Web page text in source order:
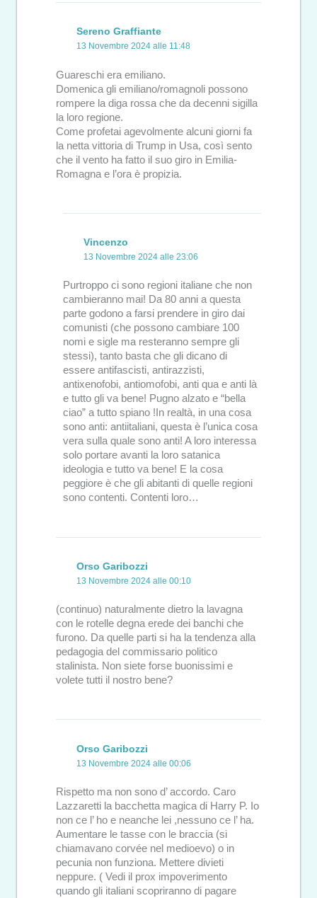
Sereno Graffiante
13 Novembre 2024 alle 11:48
Guareschi era emiliano.
Domenica gli emiliano/romagnoli possono
rompere la diga rossa che da decenni sigilla
la loro regione.
Come profetai agevolmente alcuni giorni fa
la netta vittoria di Trump in Usa, così sento
che il vento ha fatto il suo giro in Emilia-
Romagna e l’ora è propizia.
Vincenzo
13 Novembre 2024 alle 23:06
Purtroppo ci sono regioni italiane che non
cambieranno mai! Da 80 anni a questa
parte godono a farsi prendere in giro dai
comunisti (che possono cambiare 100
nomi e sigle ma resteranno sempre gli
stessi), tanto basta che gli dicano di
essere antifascisti, antirazzisti,
antixenofobi, antiomofobi, anti qua e anti là
e tutto gli va bene! Pugno alzato e “bella
ciao” a tutto spiano !In realtà, in una cosa
sono anti: antiitaliani, questa è l’unica cosa
vera sulla quale sono anti! A loro interessa
solo portare avanti la loro satanica
ideologia e tutto va bene! E la cosa
peggiore è che gli abitanti di quelle regioni
sono contenti. Contenti loro…
Orso Garibozzi
13 Novembre 2024 alle 00:10
(continuo) naturalmente dietro la lavagna
con le rotelle degna erede dei banchi che
furono. Da quelle parti si ha la tendenza alla
pedagogia del commissario politico
stalinista. Non siete forse buonissimi e
volete tutti il nostro bene?
Orso Garibozzi
13 Novembre 2024 alle 00:06
Rispetto ma non sono d’ accordo. Caro
Lazzaretti la bacchetta magica di Harry P. Io
non ce l’ ho e neanche lei ,nessuno ce l’ ha.
Aumentare le tasse con le braccia (si
chiamavano corvée nel medioevo) o in
pecunia non funziona. Mettere divieti
neppure. ( Vedi il prox impoverimento
quando gli italiani scopriranno di pagare